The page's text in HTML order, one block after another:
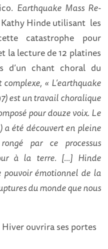
Earthquake Mass Re-
Kathy Hinde utilisant les
catastrophe pour
la lecture de 12 platines
d’un chant choral du
« L’earthquake
est un travail choralique
pourdouze voix. Le
été découvert en pleine
par ce processus
à la terre. […] Hinde
émotionnel de la
du monde que nous
Hiver ouvrira ses portes